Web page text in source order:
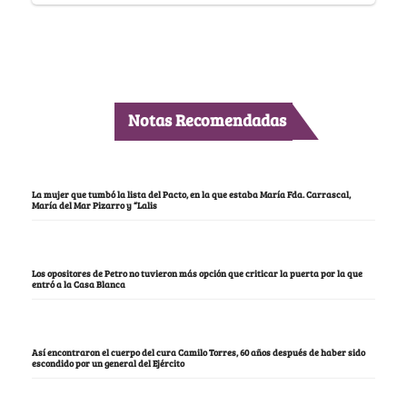
Notas Recomendadas
La mujer que tumbó la lista del Pacto, en la que estaba María Fda. Carrascal,
María del Mar Pizarro y “Lalis
Los opositores de Petro no tuvieron más opción que criticar la puerta por la que
entró a la Casa Blanca
Así encontraron el cuerpo del cura Camilo Torres, 60 años después de haber sido
escondido por un general del Ejército